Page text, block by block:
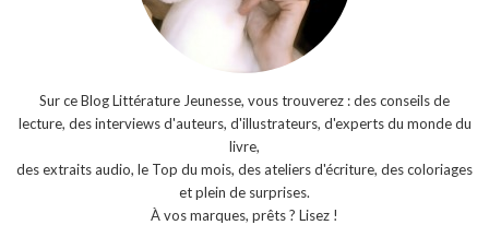
Sur ce Blog Littérature Jeunesse, vous trouverez : des conseils de
lecture, des interviews d'auteurs, d'illustrateurs, d'experts du monde du
livre,
des extraits audio, le Top du mois, des ateliers d'écriture, des coloriages
et plein de surprises.
À vos marques, prêts ? Lisez !